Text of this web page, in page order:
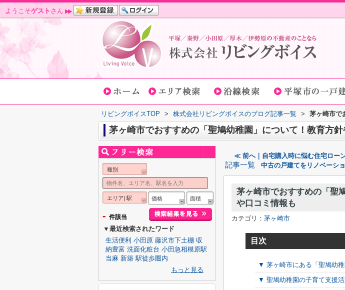
ようこそゲスト さん
リビングボイスTOP > 株式会社リビングボイスのブログ記事一覧 > 茅ヶ崎市で
茅ヶ崎市でおすすめの「聖鳩幼稚園」について！教育方
≪ 前へ｜自宅購入時に悩む住宅ロー
記事一覧 中古の戸建てをリノベーシ
茅ヶ崎市でおすすめの「聖
や口コミ情報も
カテゴリ： 茅ヶ崎市
目次
▼ 茅ヶ崎市にある「聖鳩幼
▼ 聖鳩幼稚園の子育て支援
種別
エリア| 駅 価格 面積
- 件該当
▼最近検索されたワード
生活便利 小田原 藤沢市下土棚 収
納豊富 洗面化粧台 小田急相模原駅
当麻 新築 駅徒歩圏内
もっと見る